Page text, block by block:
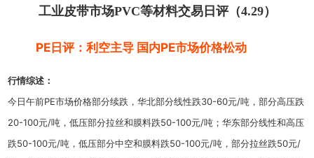
工业皮带市场PVC等材料交易日评（4.29）
PE日评：利空主导 国内PE市场价格松动
行情综述：
今日午前PE市场价格部分续跌，华北部分线性跌30-60元/吨，部分高压跌
20-100元/吨，低压部分拉丝和膜料跌50-100元/吨；华东部分线性和高压
跌50-100元/吨，低压部分中空和膜料跌50-100元/吨，部分拉丝跌50元/